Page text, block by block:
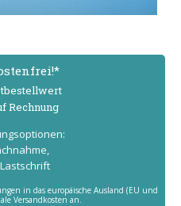
Rechnung
in das europäische Ausland (EU und
Versandkosten an.